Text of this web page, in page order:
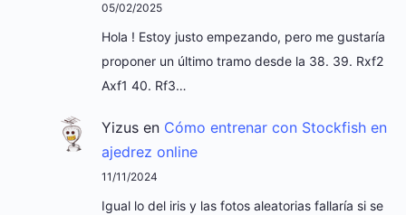
05/02/2025
Hola ! Estoy justo empezando, pero me gustaría
proponer un último tramo desde la 38. 39. Rxf2
Axf1 40. Rf3…
Yizus en Cómo entrenar con Stockfish en
ajedrez online
11/11/2024
Igual lo del iris y las fotos aleatorias fallaría si se